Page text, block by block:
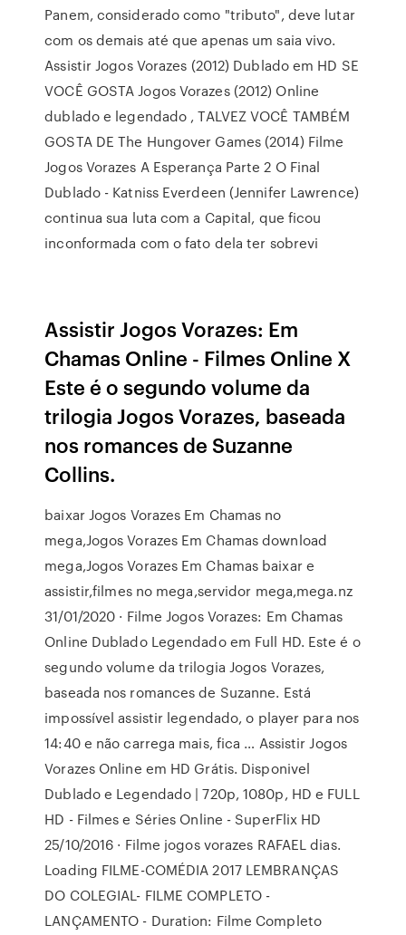
Panem, considerado como "tributo", deve lutar
com os demais até que apenas um saia vivo.
Assistir Jogos Vorazes (2012) Dublado em HD SE
VOCÊ GOSTA Jogos Vorazes (2012) Online
dublado e legendado , TALVEZ VOCÊ TAMBÉM
GOSTA DE The Hungover Games (2014) Filme
Jogos Vorazes A Esperança Parte 2 O Final
Dublado - Katniss Everdeen (Jennifer Lawrence)
continua sua luta com a Capital, que ficou
inconformada com o fato dela ter sobrevi
Assistir Jogos Vorazes: Em
Chamas Online - Filmes Online X
Este é o segundo volume da
trilogia Jogos Vorazes, baseada
nos romances de Suzanne
Collins.
baixar Jogos Vorazes Em Chamas no
mega,Jogos Vorazes Em Chamas download
mega,Jogos Vorazes Em Chamas baixar e
assistir,filmes no mega,servidor mega,mega.nz
31/01/2020 · Filme Jogos Vorazes: Em Chamas
Online Dublado Legendado em Full HD. Este é o
segundo volume da trilogia Jogos Vorazes,
baseada nos romances de Suzanne. Está
impossível assistir legendado, o player para nos
14:40 e não carrega mais, fica … Assistir Jogos
Vorazes Online em HD Grátis. Disponivel
Dublado e Legendado | 720p, 1080p, HD e FULL
HD - Filmes e Séries Online - SuperFlix HD
25/10/2016 · Filme jogos vorazes RAFAEL dias.
Loading FILME-COMÉDIA 2017 LEMBRANÇAS
DO COLEGIAL- FILME COMPLETO -
LANÇAMENTO - Duration: Filme Completo